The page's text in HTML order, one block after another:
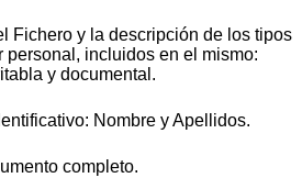
Fichero y la descripción de los tipos
personal, incluidos en el mismo:
y documental.
Nombre y Apellidos.
completo.